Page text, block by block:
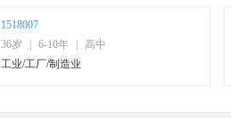
1518007
36岁
6-10年
高中
工业/工厂/制造业